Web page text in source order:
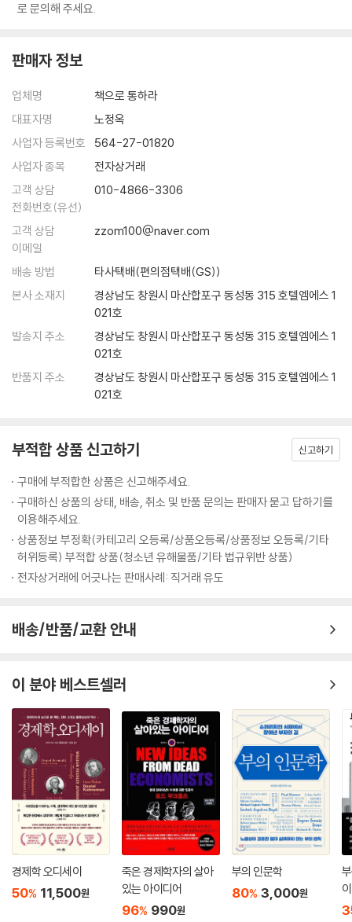
로 문의해 주세요.
판매자 정보
업체명
책으로 통하라
대표자명
노정옥
사업자 등록번호
564-27-01820
사업자 종목
전자상거래
고객 상담
전화번호(유선)
010-4866-3306
고객 상담
이메일
zzom100@naver.com
배송 방법
타사택배(편의점택배(GS))
본사 소재지
경상남도 창원시 마산합포구 동성동 315 호텔엠에스 1
021호
발송지 주소
경상남도 창원시 마산합포구 동성동 315 호텔엠에스 1
021호
반품지 주소
경상남도 창원시 마산합포구 동성동 315 호텔엠에스 1
021호
부적합 상품 신고하기 신고하기
구매에 부적합한 상품은 신고해주세요.
구매하신 상품의 상태, 배송, 취소 및 반품 문의는 판매자 묻고 답하기를
이용해주세요.
상품정보 부정확(카테고리 오등록/상품오등록/상품정보 오등록/기타
허위등록) 부적합 상품(청소년 유해물품/기타 법규위반 상품)
전자상거래에 어긋나는 판매사례: 직거래 유도
배송/반품/교환 안내
이 분야 베스트셀러
경제학 오디세이
50% 11,500원
죽은 경제학자의 살아
있는 아이디어
96% 990원
부의 인문학
80% 3,000원